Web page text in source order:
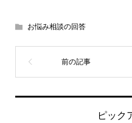
お悩み相談の回答
ピック